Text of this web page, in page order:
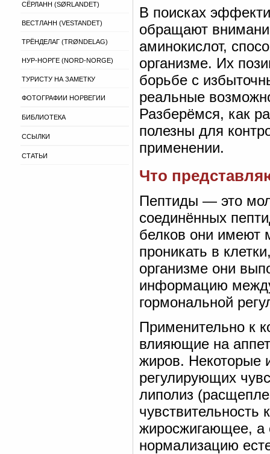
СЁРЛАНН (SØRLANDET)
ВЕСТЛАНН (VESTANDET)
ТРЁНДЕЛАГ (TRØNDELAG)
НУР-НОРГЕ (NORD-NORGE)
ТУРИСТУ НА ЗАМЕТКУ
ФОТОГРАФИИ НОРВЕГИИ
БИБЛИОТЕКА
ССЫЛКИ
СТАТЬИ
В поисках
обращают
аминокислот,
организме. Их
борьбе с
реальные
Разберёмся, как
полезны для
применении.
Что
Пептиды — это
соединённых
белков они имеют
проникать в
организме они
информацию
гормональной
Применительно к
влияющие на
жиров. Некоторые
регулирующих
липолиз
чувствительность
жиросжигающее, а
нормализацию